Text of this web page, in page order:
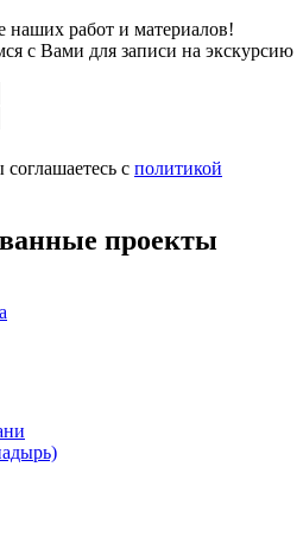
наших работ и материалов!
с Вами для записи на экскурсию
с политикой
проекты